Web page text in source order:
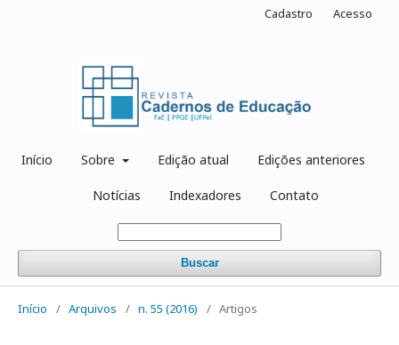
Início Sobre Edição atual Edições anteriores
Notícias Indexadores Contato
Buscar
Cadastro Acesso
Início / Arquivos / n. 55 (2016) / Artigos